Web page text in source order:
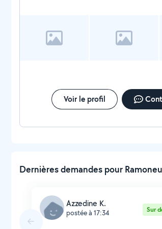
Voir le profil
Dernières demandes pour
Azzedine K.
postée à 17:34 Sur